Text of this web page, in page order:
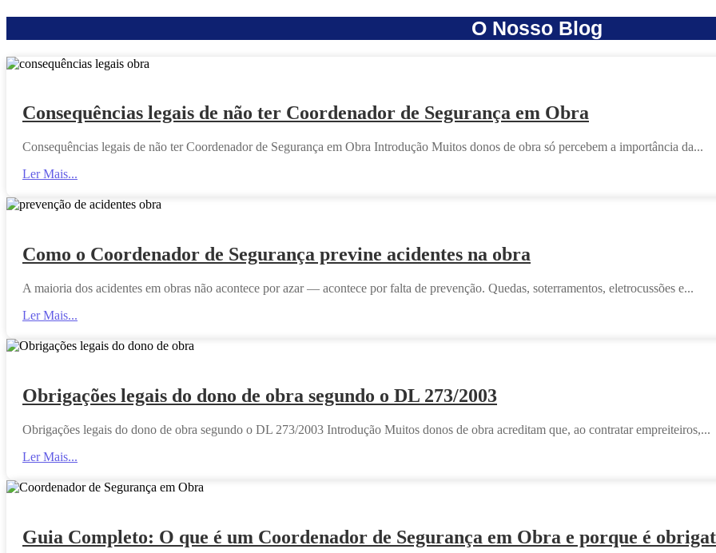
O Nosso Blog
Consequências legais de não ter Coordenador de Segurança em Obra
Consequências legais de não ter Coordenador de Segurança em Obra Introdução Muitos donos de obra só percebem a importância da...
Ler Mais...
Como o Coordenador de Segurança previne acidentes na obra
A maioria dos acidentes em obras não acontece por azar — acontece por falta de prevenção. Quedas, soterramentos, eletrocussões e...
Ler Mais...
Obrigações legais do dono de obra segundo o DL 273/2003
Obrigações legais do dono de obra segundo o DL 273/2003 Introdução Muitos donos de obra acreditam que, ao contratar empreiteiros,...
Ler Mais...
Guia Completo: O que é um Coordenador de Segurança em Obra e porque é